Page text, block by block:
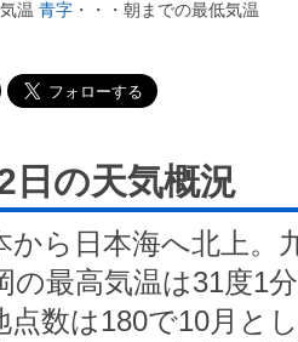
温 青字 ・・・朝までの最低気温
日の天気概況
から日本海へ北上。
の最高気温は31度1
点数は180で10月と